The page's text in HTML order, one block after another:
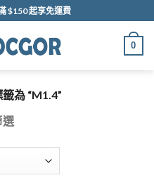
$150 起享免運費
0
為 “M1.4”
選